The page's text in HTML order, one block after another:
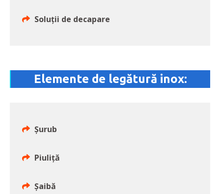
Soluţii de decapare
Elemente de legătură inox:
Şurub
Piuliţă
Şaibă